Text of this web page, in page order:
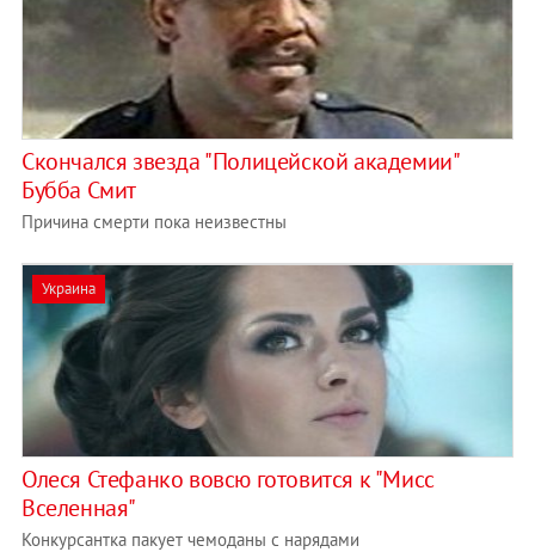
Скончался звезда "Полицейской академии"
Бубба Смит
Причина смерти пока неизвестны
Украина
Олеся Стефанко вовсю готовится к "Мисс
Вселенная"
Конкурсантка пакует чемоданы с нарядами